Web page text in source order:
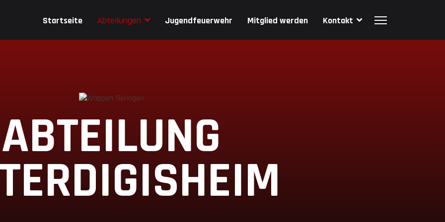
Startseite Abteilungen Jugendfeuerwehr Mitglied werden Kontakt
ABTEILUNG